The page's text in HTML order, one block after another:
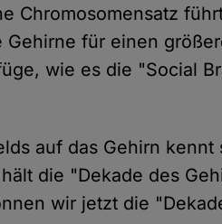
Chromosomensatz
für einen
wie es die "Social
auf das Gehirn kennt
die "Dekade des
wir jetzt die